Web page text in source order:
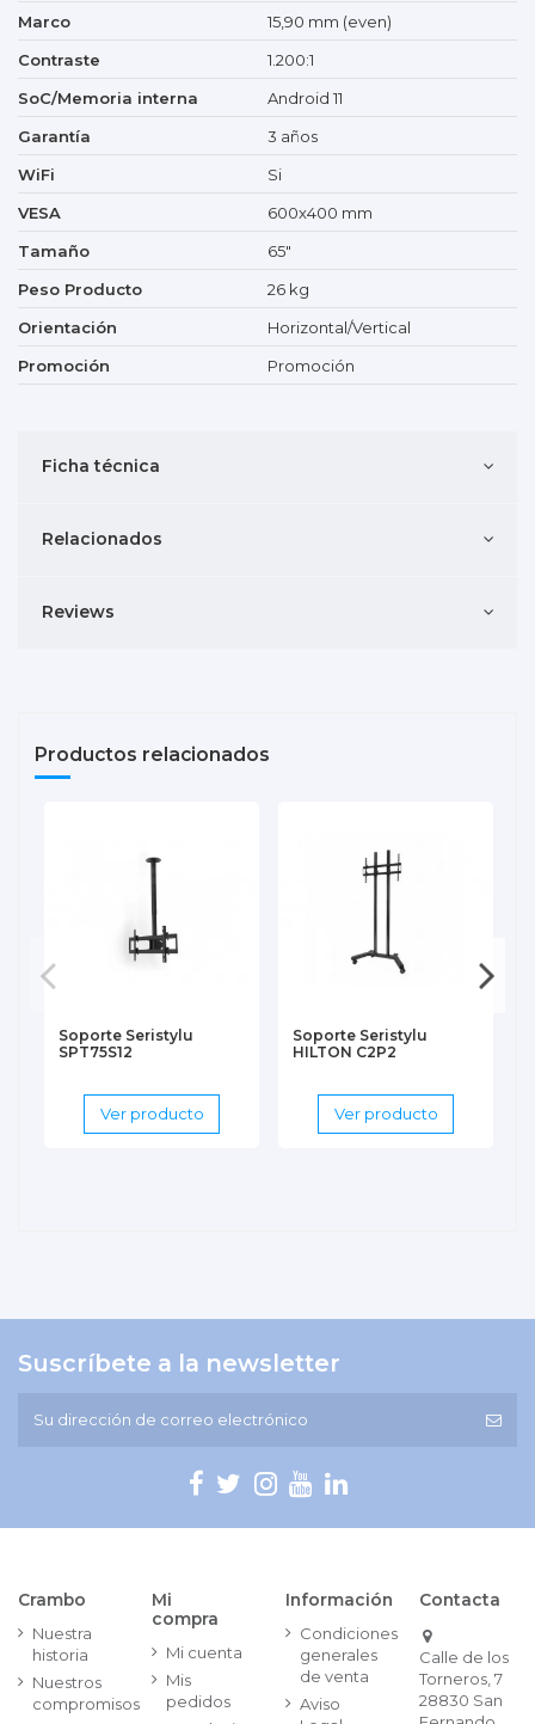
Marco
15,90 mm (even)
Contraste
1.200:1
SoC/Memoria interna
Android 11
Garantía
3 años
WiFi
Si
VESA
600x400 mm
Tamaño
65"
Peso Producto
26 kg
Orientación
Horizontal/Vertical
Promoción
Promoción
Ficha técnica
Relacionados
Reviews
Productos relacionados
Soporte Seristylu
SPT75S12
Ver producto
Soporte Seristylu
HILTON C2P2
Ver producto
Suscríbete a la newsletter
Crambo
Nuestra
historia
Nuestros
compromisos
Mi
compra
Mi cuenta
Mis
pedidos
Información
Condiciones
generales
de venta
Aviso
Contacta
Calle de los
Torneros, 7
28830 San